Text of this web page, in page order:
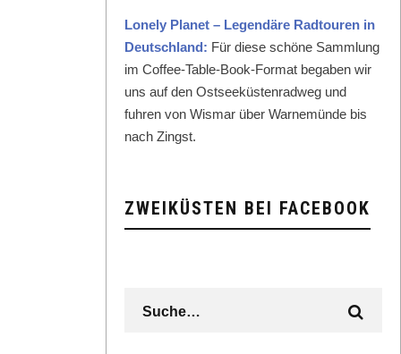
Lone­ly Plan­et – Leg­endäre Rad­touren in
Deutsch­land: Für diese schöne Samm­lung
im Cof­fee-Table-Book-For­mat begaben wir
uns auf den Ost­seeküsten­rad­weg und
fuhren von Wis­mar über Warnemünde bis
nach Zingst.
ZWEIKÜSTEN BEI FACEBOOK